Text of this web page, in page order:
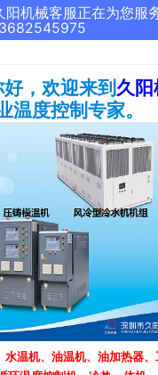
阳机械客服正在为您服
，欢迎来到久
温度控制专家。
水温机、油温机、油加热器